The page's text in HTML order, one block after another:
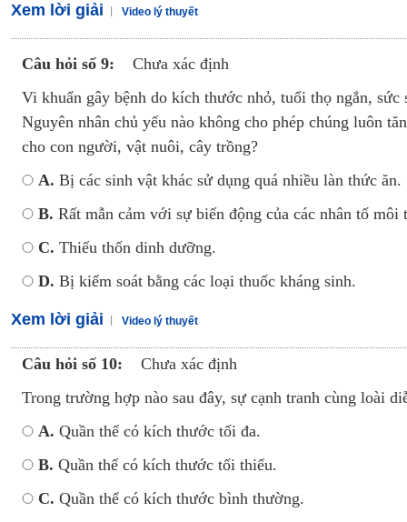
Xem lời giải Video lý thuyết
Câu hỏi số 9:
Chưa xác định
Vi khuẩn gây bệnh do kích thước nhỏ, tuổi thọ ngắn, sức
Nguyên nhân chủ yếu nào không cho phép chúng luôn
cho con người, vật nuôi, cây trồng?
A. Bị các sinh vật khác sử dụng quá nhiều làn thức ăn.
B. Rất mẫn cảm với sự biến động của các nhân tố
C. Thiếu thốn dinh dưỡng.
D. Bị kiểm soát bằng các loại thuốc kháng sinh.
Xem lời giải Video lý thuyết
Câu hỏi số 10:
Chưa xác định
Trong trường hợp nào sau đây, sự cạnh tranh cùng loài
A. Quần thể có kích thước tối đa.
B. Quần thể có kích thước tối thiểu.
C. Quần thể có kích thước bình thường.